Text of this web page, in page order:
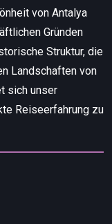
von Antalya
Gründen
Struktur, die
Landschaften von
sich unser
Reiseerfahrung zu